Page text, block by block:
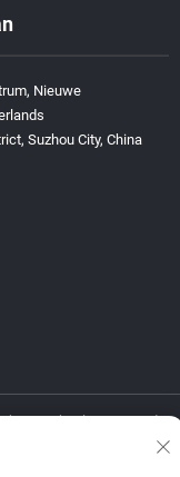
Nieuwe
Suzhou City, China
Technology Co., Ltd.